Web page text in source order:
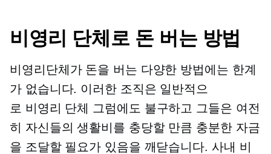
비영리 단체로 돈 버는 방법
비영리단체가 돈을 버는 다양한 방법에는 한계
가 없습니다. 이러한 조직은 일반적으
로 비영리 단체
그럼에도 불구하고 그들은 여전
히 ​​자신들의 생활비를 충당할 만큼 충분한 자금
을 조달할 필요가 있음을 깨닫습니다. 사내 비